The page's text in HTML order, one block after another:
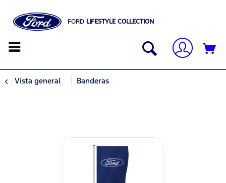
FORD LIFESTYLE COLLECTION
Vista general Banderas